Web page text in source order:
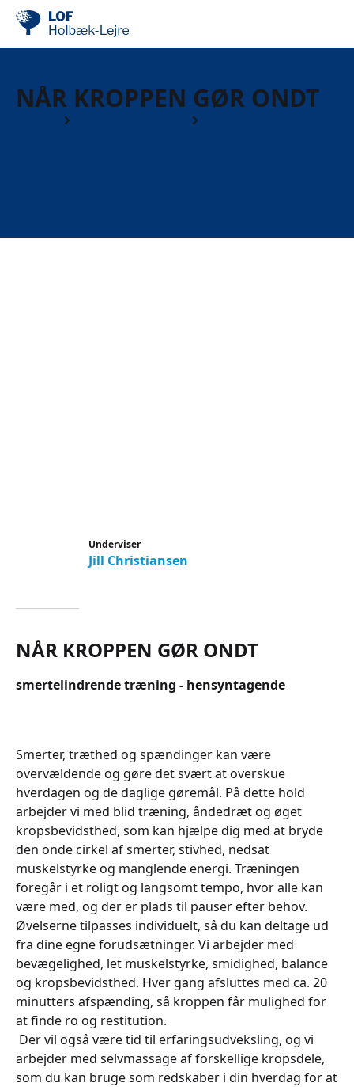
NÅR KROPPEN GØR ONDT
Underviser
Jill Christiansen
NÅR KROPPEN GØR ONDT
smertelindrende træning - hensyntagende
Smerter, træthed og spændinger kan være
overvældende og gøre det svært at overskue
hverdagen og de daglige gøremål. På dette hold
arbejder vi med blid træning, åndedræt og øget
kropsbevidsthed, som kan hjælpe dig med at bryde
den onde cirkel af smerter, stivhed, nedsat
muskelstyrke og manglende energi. Træningen
foregår i et roligt og langsomt tempo, hvor alle kan
være med, og der er plads til pauser efter behov.
Øvelserne tilpasses individuelt, så du kan deltage ud
fra dine egne forudsætninger. Vi arbejder med
bevægelighed, let muskelstyrke, smidighed, balance
og kropsbevidsthed. Hver gang afsluttes med ca. 20
minutters afspænding, så kroppen får mulighed for
at finde ro og restitution.
Der vil også være tid til erfaringsudveksling, og vi
arbejder med selvmassage af forskellige kropsdele,
som du kan bruge som redskaber i din hverdag for at